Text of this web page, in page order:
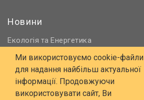
Новини
Екологія та Енергетика
Нормативне регулювання
Будівництво та проєктування
Охорона праці та ПБ
© 2006 - 2026 Всі права захищені
Ми використовуємо cookie-файли
для надання найбільш актуальної
інформації. Продовжуючи
використовувати сайт, Ви